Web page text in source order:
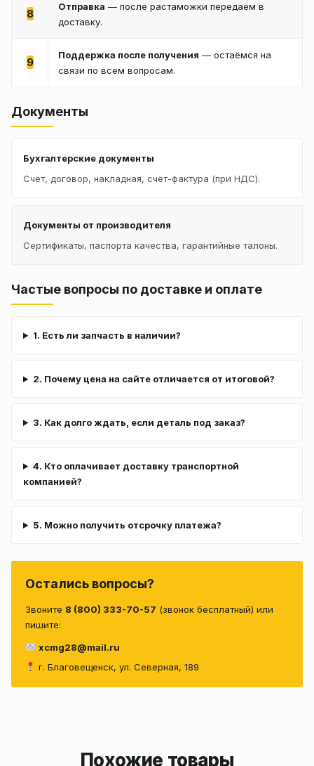
8
Отправка — после растаможки передаём в
доставку.
9
Поддержка после получения — остаёмся на
связи по всем вопросам.
Документы
Бухгалтерские документы
Счёт, договор, накладная, счёт-фактура (при НДС).
Документы от производителя
Сертификаты, паспорта качества, гарантийные талоны.
Частые вопросы по доставке и оплате
1. Есть ли запчасть в наличии?
2. Почему цена на сайте отличается от итоговой?
3. Как долго ждать, если деталь под заказ?
4. Кто оплачивает доставку транспортной
компанией?
5. Можно получить отсрочку платежа?
Остались вопросы?
Звоните 8 (800) 333-70-57 (звонок бесплатный) или
пишите:
xcmg28@mail.ru
г. Благовещенск, ул. Северная, 189
Похожие товары